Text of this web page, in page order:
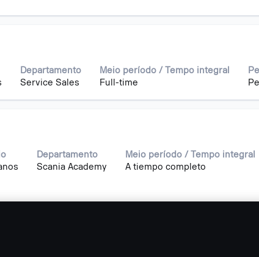
Departamento
Service Sales
Meio período / Tempo integral
Full-time
Departamento
Scania Academy
Meio período / Tempo integral
A tiempo completo